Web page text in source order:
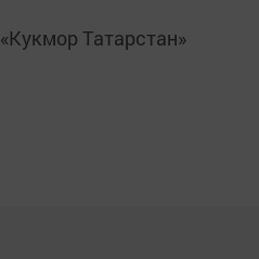
«Кукмор Татарстан»